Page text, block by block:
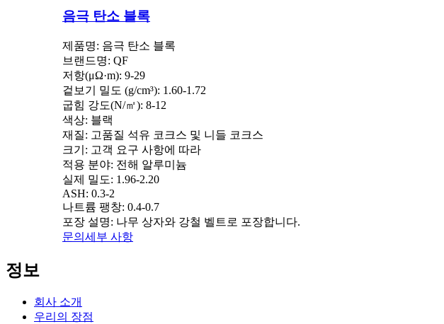
음극 탄소 블록
제품명: 음극 탄소 블록
브랜드명: QF
저항(μΩ·m): 9-29
겉보기 밀도 (g/cm³): 1.60-1.72
굽힘 강도(N/㎡): 8-12
색상: 블랙
재질: 고품질 석유 코크스 및 니들 코크스
크기: 고객 요구 사항에 따라
적용 분야: 전해 알루미늄
실제 밀도: 1.96-2.20
ASH: 0.3-2
나트륨 팽창: 0.4-0.7
포장 설명: 나무 상자와 강철 벨트로 포장합니다.
문의 세부 사항
정보
회사 소개
우리의 장점